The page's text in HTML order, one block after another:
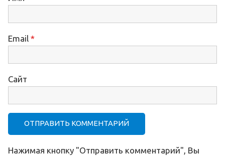
Email *
Сайт
Нажимая кнопку "Отправить комментарий", Вы